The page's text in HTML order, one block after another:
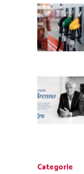
Categorie